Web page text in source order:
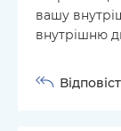
вашу
внутрішню